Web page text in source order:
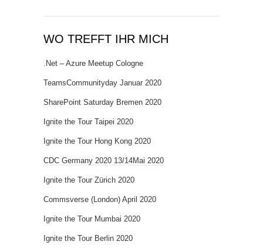
WO TREFFT IHR MICH
.Net – Azure Meetup Cologne
TeamsCommunityday Januar 2020
SharePoint Saturday Bremen 2020
Ignite the Tour Taipei 2020
Ignite the Tour Hong Kong 2020
CDC Germany 2020 13/14Mai 2020
Ignite the Tour Zürich 2020
Commsverse (London) April 2020
Ignite the Tour Mumbai 2020
Ignite the Tour Berlin 2020